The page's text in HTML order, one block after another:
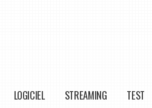
LOGICIEL STREAMING TEST